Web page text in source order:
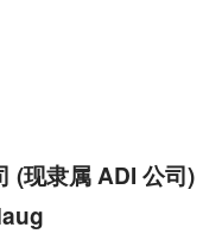
(现隶属 ADI 公司)